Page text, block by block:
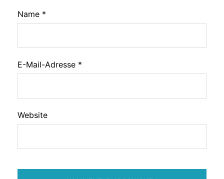
Name *
E-Mail-Adresse *
Website